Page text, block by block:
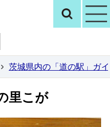
観光いばらき検
茨城県内の「道の駅」ガ
里こが